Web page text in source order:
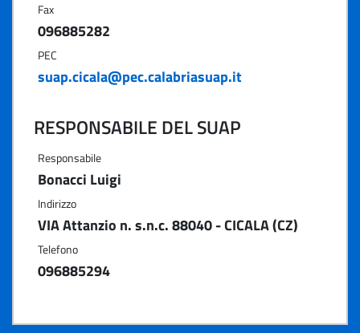
Fax
096885282
PEC
suap.cicala@pec.calabriasuap.it
RESPONSABILE DEL SUAP
Responsabile
Bonacci Luigi
Indirizzo
VIA Attanzio n. s.n.c. 88040 - CICALA (CZ)
Telefono
096885294